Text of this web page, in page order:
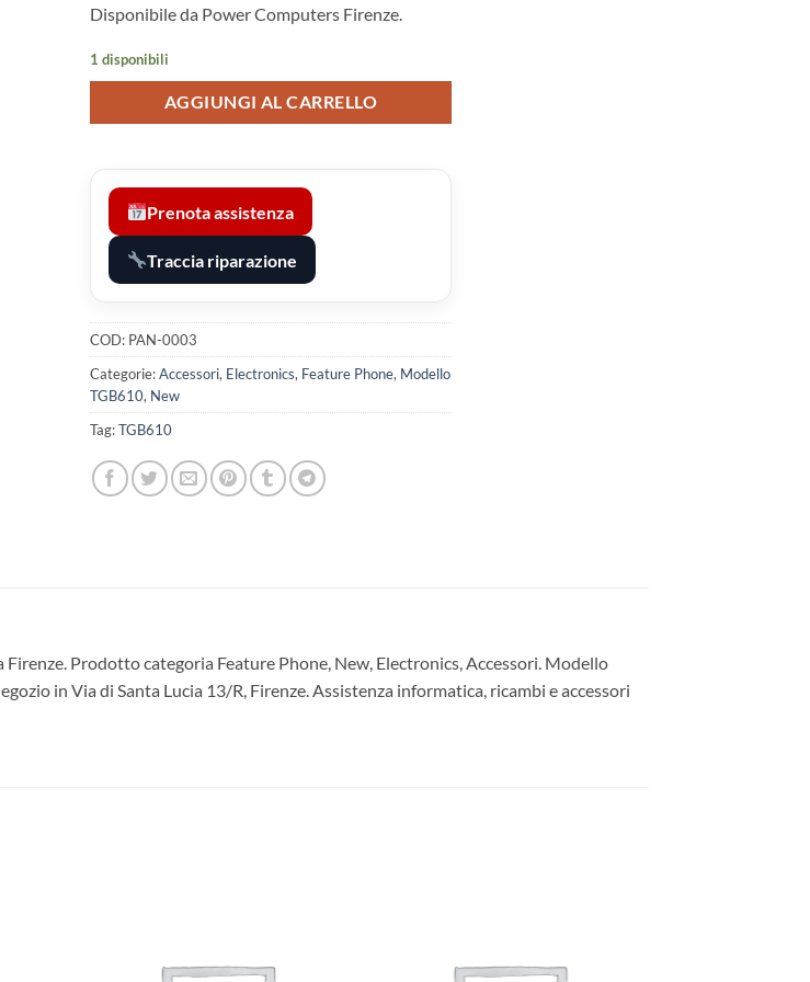
Disponibile da Power Computers Firenze.
1 disponibili
AGGIUNGI AL CARRELLO
Prenota assistenza
Traccia riparazione
COD: PAN-0003
Categorie:Accessori, Electronics, Feature Phone, Modello
TGB610, New
Tag:TGB610
Prodotto categoria Feature Phone, New, Electronics, Accessori. Modello
in Via di Santa Lucia 13/R, Firenze. Assistenza informatica, ricambi e accessori